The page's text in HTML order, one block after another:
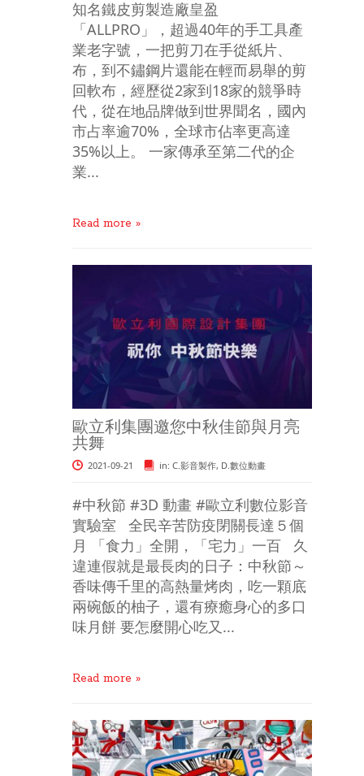
知名鐵皮剪製造廠皇盈
「ALLPRO」，超過40年的手工具產
業老字號，一把剪刀在手從紙片、
布，到不鏽鋼片還能在輕而易舉的剪
回軟布，經歷從2家到18家的競爭時
代，從在地品牌做到世界聞名，國內
市占率逾70%，全球市佔率更高達
35%以上。 一家傳承至第二代的企
業...
Read more »
歐立利集團邀您中秋佳節與月亮
共舞
2021-09-21 in: C.影音製作, D.數位動畫
#中秋節 #3D 動畫 #歐立利數位影音
實驗室 全民辛苦防疫閉關長達５個
月 「食力」全開，「宅力」一百 久
違連假就是最長肉的日子：中秋節～
香味傳千里的高熱量烤肉，吃一顆底
兩碗飯的柚子，還有療癒身心的多口
味月餅 要怎麼開心吃又...
Read more »